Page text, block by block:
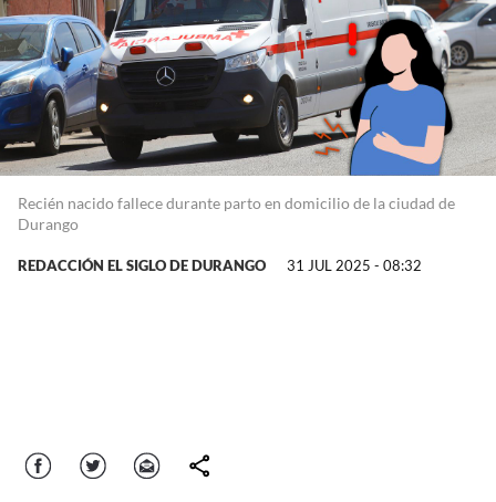
Recién nacido fallece durante parto en domicilio de la ciudad de
Durango
REDACCIÓN EL SIGLO DE DURANGO 31 JUL 2025 - 08:32
Facebook Twitter Correo comparte